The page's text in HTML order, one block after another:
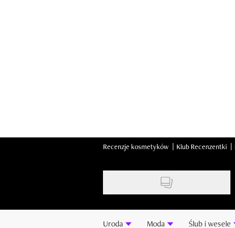
Recenzje kosmetyków Klub Recenzentki
Uroda Moda Ślub i wesele